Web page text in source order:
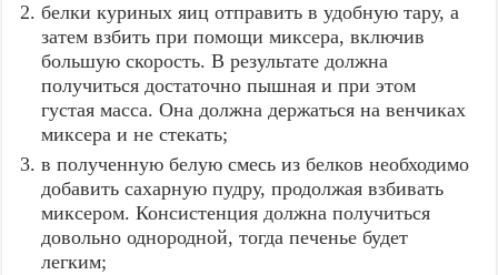
белки куриных яиц отправить в удобную тару, а
затем взбить при помощи миксера, включив
большую скорость. В результате должна
получиться достаточно пышная и при этом
густая масса. Она должна держаться на венчиках
миксера и не стекать;
в полученную белую смесь из белков необходимо
добавить сахарную пудру, продолжая взбивать
миксером. Консистенция должна получиться
довольно однородной, тогда печенье будет
легким;